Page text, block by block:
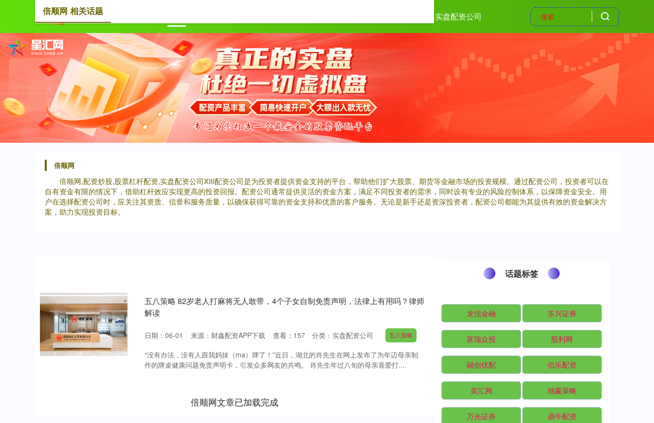
实盘配资公司
倍顺网
倍顺网,配资炒股,股票杠杆配资,实盘配资公司XIII‌配资公司是为投资者提供资金支持的平台，帮助他们扩大股票、期货等金融市场的投资规模。通过配资公司，投资者可以在
自有资金有限的情况下，借助杠杆效应实现更高的投资回报。配资公司通常提供灵活的资金方案，满足不同投资者的需求，同时设有专业的风险控制体系，以保障资金安全。用
户在选择配资公司时，应关注其资质、信誉和服务质量，以确保获得可靠的资金支持和优质的客户服务。无论是新手还是资深投资者，配资公司都能为其提供有效的资金解决方
案，助力实现投资目标。
倍顺网 相关话题
五八策略 82岁老人打麻将无人敢带，4个子女自制免责声明，法律上有用吗？律师
解读
日期：06-01 来源：财鑫配资APP下载 查看： 157 分类： 实盘配资公司 五八策略
“没有办法，没有人跟我妈抹（ma）牌了！”近日，湖北的肖先生在网上发布了为年迈母亲制
作的牌桌健康问题免责声明卡，引发众多网友的共鸣。 肖先生年过八旬的母亲喜爱打....
倍顺网文章已加载完成
话题标签
龙信金融 东兴证券
富瑞众投 股利网
融创优配 伯乐配资
奕汇网 驰赢策略
万光证券 鼎牛配资